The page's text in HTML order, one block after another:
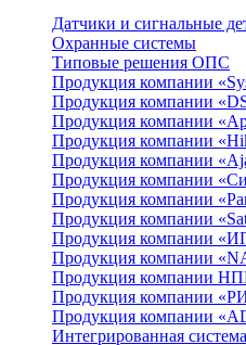
Датчики и сигнальные
Охранные системы
Типовые решения ОПС
Продукция компании
Продукция компании
Продукция компании
Продукция компании
Продукция компании
Продукция компании
Продукция компании
Продукция компании
Продукция компании
Продукция компании
Продукция компании
Продукция компании
Продукция компании
Интегрированная